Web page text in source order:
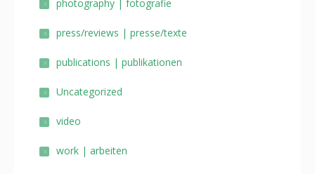
photography | fotografie
press/reviews | presse/texte
publications | publikationen
Uncategorized
video
work | arbeiten